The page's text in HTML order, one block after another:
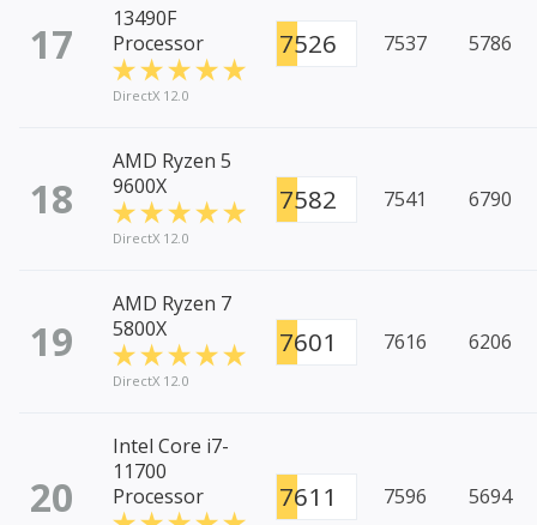
17
13490F
Processor
DirectX 12.0
7526 7537 5786
18
AMD Ryzen 5
9600X
DirectX 12.0
7582 7541 6790
19
AMD Ryzen 7
5800X
DirectX 12.0
7601 7616 6206
20
Intel Core i7-
11700
Processor
7611 7596 5694